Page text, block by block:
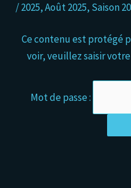
/2025,Août 2025, Saison
Ce contenu est protégé
voir, veuillez saisir
Mot de passe :